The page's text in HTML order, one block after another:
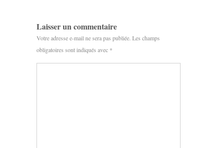
Laisser un commentaire
Votre adresse e-mail ne sera pas publiée. Les champs
obligatoires sont indiqués avec *